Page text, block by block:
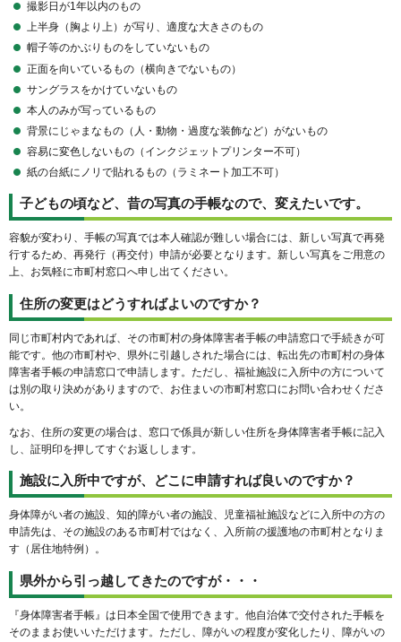
撮影日が1年以内のもの
上半身（胸より上）が写り、適度な大きさのもの
帽子等のかぶりものをしていないもの
正面を向いているもの（横向きでないもの）
サングラスをかけていないもの
本人のみが写っているもの
背景にじゃまなもの（人・動物・過度な装飾など）がないもの
容易に変色しないもの（インクジェットプリンター不可）
紙の台紙にノリで貼れるもの（ラミネート加工不可）
子どもの頃など、昔の写真の手帳なので、変えたいです。
容貌が変わり、手帳の写真では本人確認が難しい場合には、新しい写真で再発
行するため、再発行（再交付）申請が必要となります。新しい写真をご用意の
上、お気軽に市町村窓口へ申し出てください。
住所の変更はどうすればよいのですか？
同じ市町村内であれば、その市町村の身体障害者手帳の申請窓口で手続きが可
能です。他の市町村や、県外に引越しされた場合には、転出先の市町村の身体
障害者手帳の申請窓口で申請します。ただし、福祉施設に入所中の方について
は別の取り決めがありますので、お住まいの市町村窓口にお問い合わせくださ
い。
なお、住所の変更の場合は、窓口で係員が新しい住所を身体障害者手帳に記入
し、証明印を押してすぐお返しします。
施設に入所中ですが、どこに申請すれば良いのですか？
身体障がい者の施設、知的障がい者の施設、児童福祉施設などに入所中の方の
申請先は、その施設のある市町村ではなく、入所前の援護地の市町村となりま
す（居住地特例）。
県外から引っ越してきたのですが・・・
『身体障害者手帳』は日本全国で使用できます。他自治体で交付された手帳を
そのままお使いいただけます。ただし、障がいの程度が変化したり、障がいの